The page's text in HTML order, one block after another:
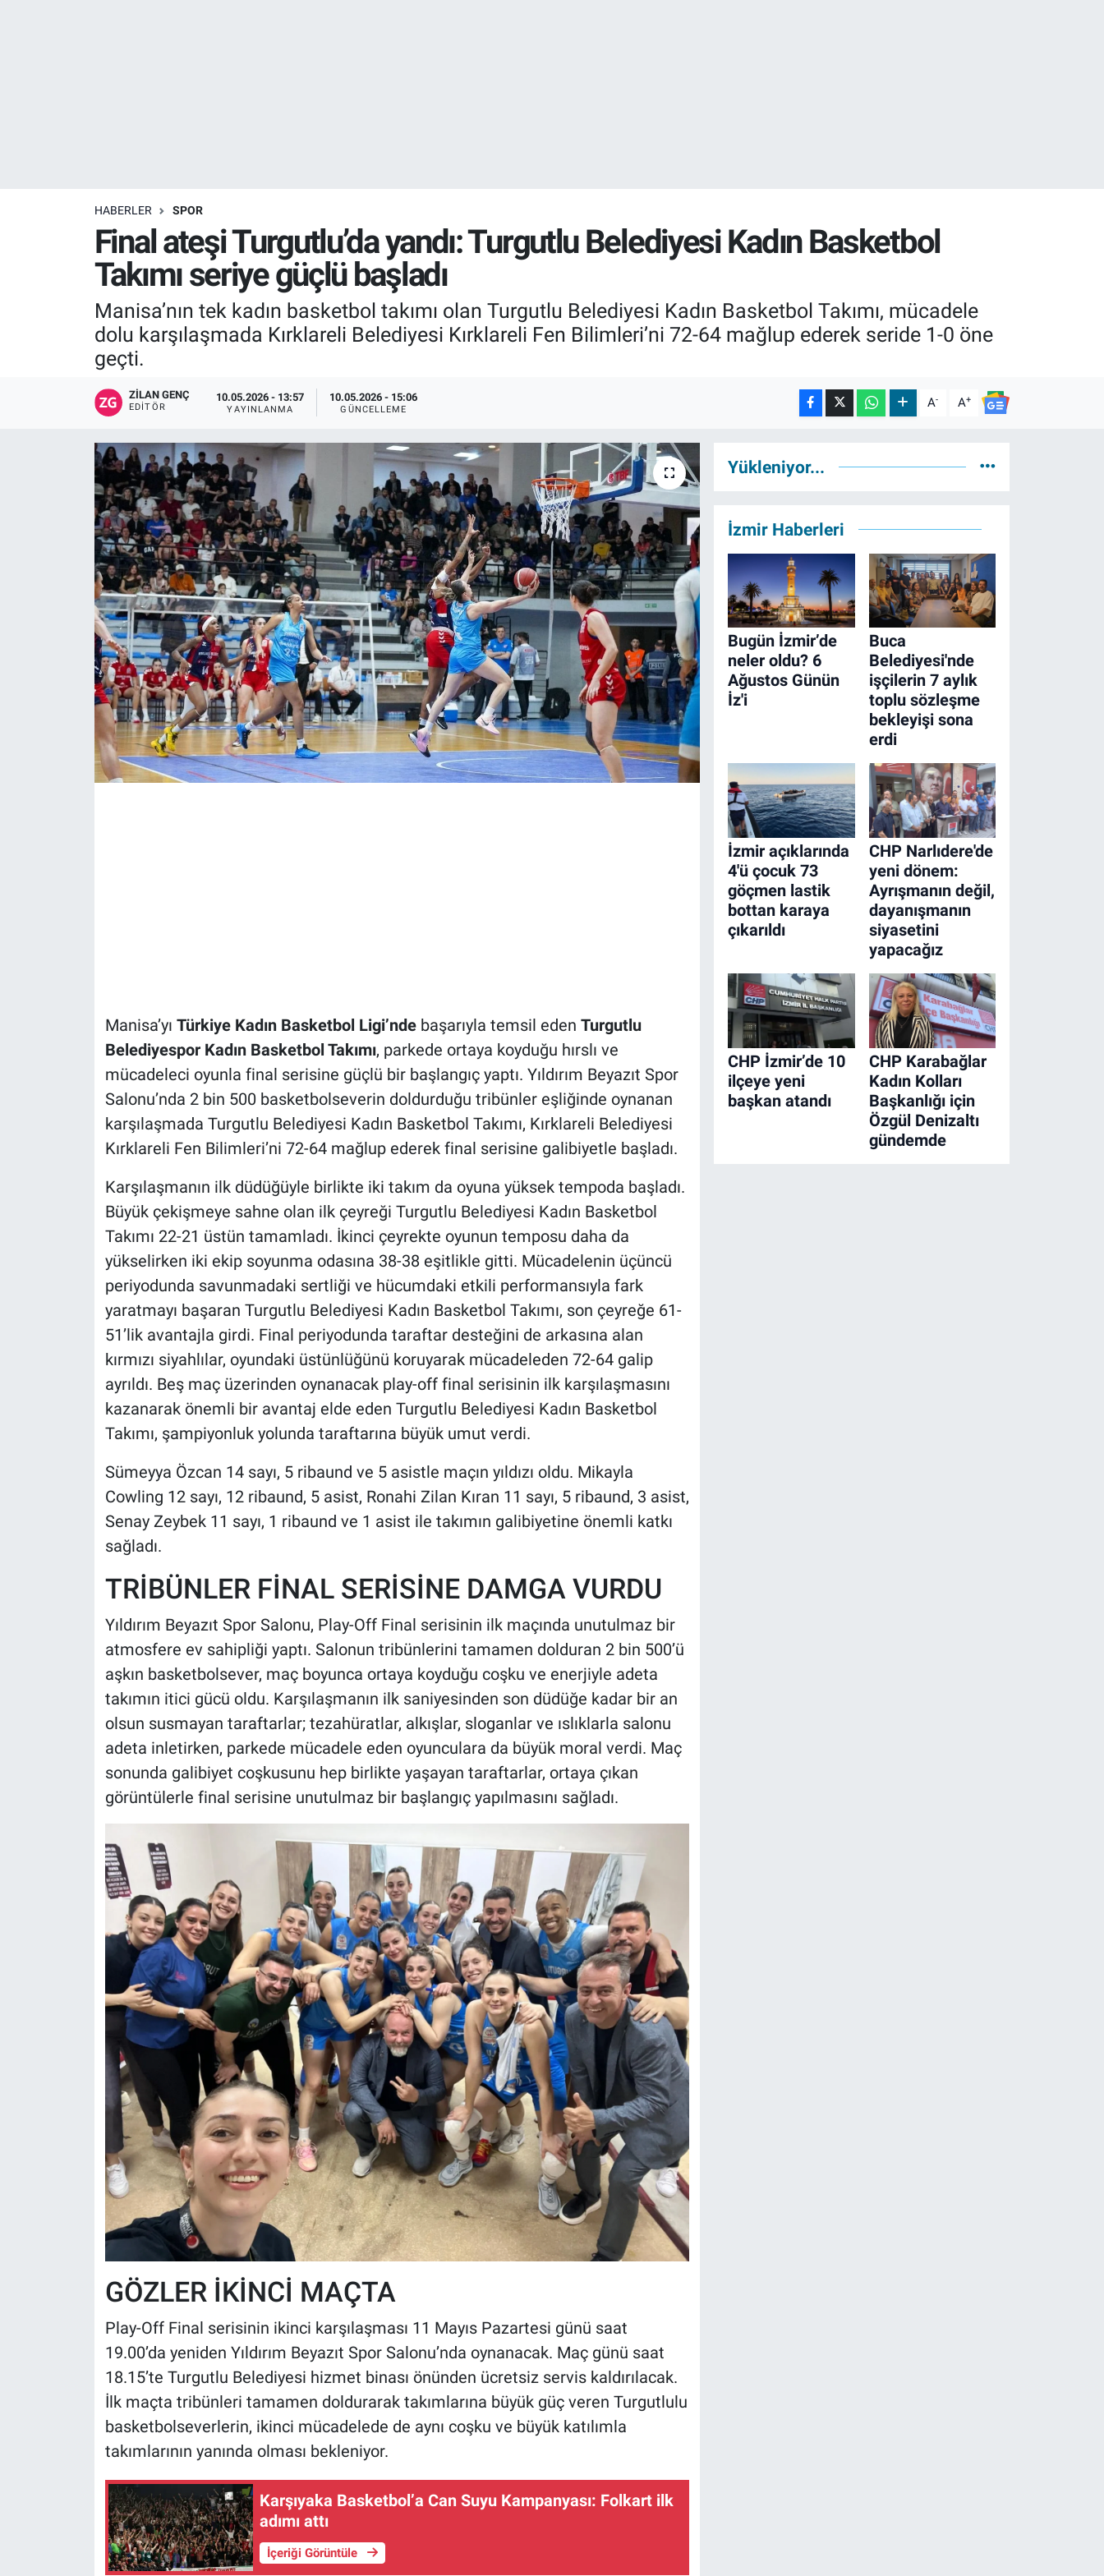
HABERLER SPOR
Final ateşi Turgutlu’da yandı: Turgutlu Belediyesi Kadın Basketbol
Takımı seriye güçlü başladı
Manisa’nın tek kadın basketbol takımı olan Turgutlu Belediyesi Kadın Basketbol Takımı, mücadele
dolu karşılaşmada Kırklareli Belediyesi Kırklareli Fen Bilimleri’ni 72-64 mağlup ederek seride 1-0 öne
geçti.
ZILAN GENÇ
EDITÖR
10.05.2026 - 13:57
YAYINLANMA
10.05.2026 - 15:06
GÜNCELLEME A- A+
Manisa’yı Türkiye Kadın Basketbol Ligi’nde başarıyla temsil eden Turgutlu
Belediyespor Kadın Basketbol Takımı, parkede ortaya koyduğu hırslı ve
mücadeleci oyunla final serisine güçlü bir başlangıç yaptı. Yıldırım Beyazıt Spor
Salonu’nda 2 bin 500 basketbolseverin doldurduğu tribünler eşliğinde oynanan
karşılaşmada Turgutlu Belediyesi Kadın Basketbol Takımı, Kırklareli Belediyesi
Kırklareli Fen Bilimleri’ni 72-64 mağlup ederek final serisine galibiyetle başladı.
Karşılaşmanın ilk düdüğüyle birlikte iki takım da oyuna yüksek tempoda başladı.
Büyük çekişmeye sahne olan ilk çeyreği Turgutlu Belediyesi Kadın Basketbol
Takımı 22-21 üstün tamamladı. İkinci çeyrekte oyunun temposu daha da
yükselirken iki ekip soyunma odasına 38-38 eşitlikle gitti. Mücadelenin üçüncü
periyodunda savunmadaki sertliği ve hücumdaki etkili performansıyla fark
yaratmayı başaran Turgutlu Belediyesi Kadın Basketbol Takımı, son çeyreğe 61-
51’lik avantajla girdi. Final periyodunda taraftar desteğini de arkasına alan
kırmızı siyahlılar, oyundaki üstünlüğünü koruyarak mücadeleden 72-64 galip
ayrıldı. Beş maç üzerinden oynanacak play-off final serisinin ilk karşılaşmasını
kazanarak önemli bir avantaj elde eden Turgutlu Belediyesi Kadın Basketbol
Takımı, şampiyonluk yolunda taraftarına büyük umut verdi.
Sümeyya Özcan 14 sayı, 5 ribaund ve 5 asistle maçın yıldızı oldu. Mikayla
Cowling 12 sayı, 12 ribaund, 5 asist, Ronahi Zilan Kıran 11 sayı, 5 ribaund, 3 asist,
Senay Zeybek 11 sayı, 1 ribaund ve 1 asist ile takımın galibiyetine önemli katkı
sağladı.
TRİBÜNLER FİNAL SERİSİNE DAMGA VURDU
Yıldırım Beyazıt Spor Salonu, Play-Off Final serisinin ilk maçında unutulmaz bir
atmosfere ev sahipliği yaptı. Salonun tribünlerini tamamen dolduran 2 bin 500’ü
aşkın basketbolsever, maç boyunca ortaya koyduğu coşku ve enerjiyle adeta
takımın itici gücü oldu. Karşılaşmanın ilk saniyesinden son düdüğe kadar bir an
olsun susmayan taraftarlar; tezahüratlar, alkışlar, sloganlar ve ıslıklarla salonu
adeta inletirken, parkede mücadele eden oyunculara da büyük moral verdi. Maç
sonunda galibiyet coşkusunu hep birlikte yaşayan taraftarlar, ortaya çıkan
görüntülerle final serisine unutulmaz bir başlangıç yapılmasını sağladı.
GÖZLER İKİNCİ MAÇTA
Play-Off Final serisinin ikinci karşılaşması 11 Mayıs Pazartesi günü saat
19.00’da yeniden Yıldırım Beyazıt Spor Salonu’nda oynanacak. Maç günü saat
18.15’te Turgutlu Belediyesi hizmet binası önünden ücretsiz servis kaldırılacak.
İlk maçta tribünleri tamamen doldurarak takımlarına büyük güç veren Turgutlulu
basketbolseverlerin, ikinci mücadelede de aynı coşku ve büyük katılımla
takımlarının yanında olması bekleniyor.
Karşıyaka Basketbol’a Can Suyu Kampanyası: Folkart ilk
adımı attı
İçeriği Görüntüle
Yükleniyor...
İzmir Haberleri
Bugün İzmir’de
neler oldu? 6
Ağustos Günün
İz'i
Buca
Belediyesi'nde
işçilerin 7 aylık
toplu sözleşme
bekleyişi sona
erdi
İzmir açıklarında
4'ü çocuk 73
göçmen lastik
bottan karaya
çıkarıldı
CHP Narlıdere'de
yeni dönem:
Ayrışmanın değil,
dayanışmanın
siyasetini
yapacağız
CHP İzmir’de 10
ilçeye yeni
başkan atandı
CHP Karabağlar
Kadın Kolları
Başkanlığı için
Özgül Denizaltı
gündemde